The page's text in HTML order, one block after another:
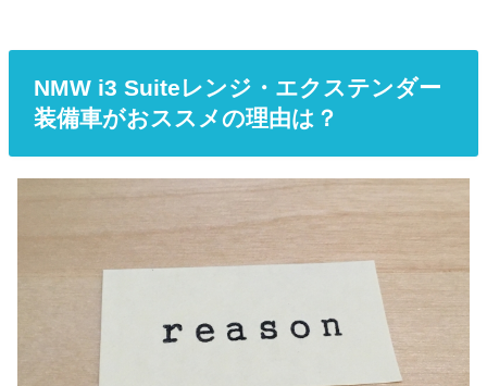
NMW i3 Suiteレンジ・エクステンダー
装備車がおススメの理由は？